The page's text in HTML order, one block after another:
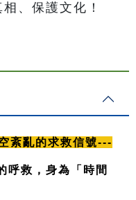
、保護文化！
紊亂的求救信號---
呼救，身為「時間